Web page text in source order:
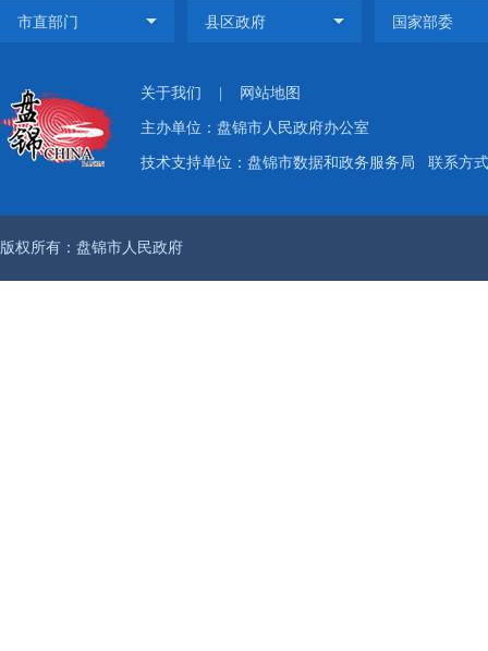
关于我们 网站地图
主办单位：盘锦市人民政府办公室
技术支持单位：盘锦市数据和政务服务局 联系方
版权所有：盘锦市人民政府